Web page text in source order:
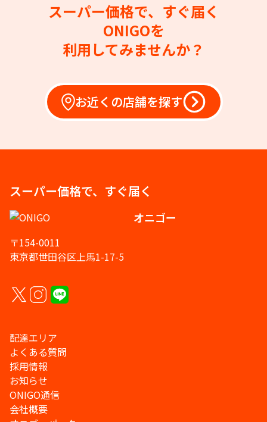
スーパー価格で、すぐ届く
ONIGOを
利用してみませんか？
お近くの店舗を探す
スーパー価格で、すぐ届く
オニゴー
〒154-0011
東京都世田谷区上馬1-17-5
配達エリア
よくある質問
採用情報
お知らせ
ONIGO通信
会社概要